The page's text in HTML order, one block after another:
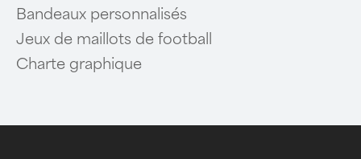
Bandeaux personnalisés
Jeux de maillots de football
Charte graphique